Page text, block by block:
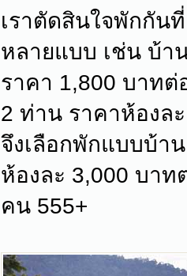
เราตัดสินใจพักกัน
หลายแบบ เช่น บ้า
ราคา 1,800 บาท
2 ท่าน ราคาห้องล
จึงเลือกพักแบบบ้า
ห้องละ 3,000 บาท
คน 555+